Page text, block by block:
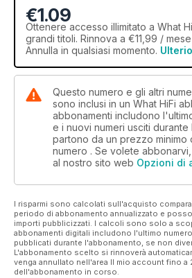
€1.09
Ottenere accesso illimitato a What
grandi titoli. Rinnova a €11,99 /
Annulla in qualsiasi momento.
Questo numero e gli altri
sono inclusi in un What HiFi
abbonamenti includono
e i nuovi numeri usciti
partono da un prezzo minimo
numero . Se volete
al nostro sito web Opzioni di
I risparmi sono calcolati sull'acquisto
periodo di abbonamento annualizzato e
importi pubblicizzati. I calcoli sono solo a
abbonamenti digitali includono l'ultimo
pubblicati durante l'abbonamento, se non
L'abbonamento scelto si rinnoverà
venga annullato nell'area Il mio account fino a
dell'abbonamento in corso.